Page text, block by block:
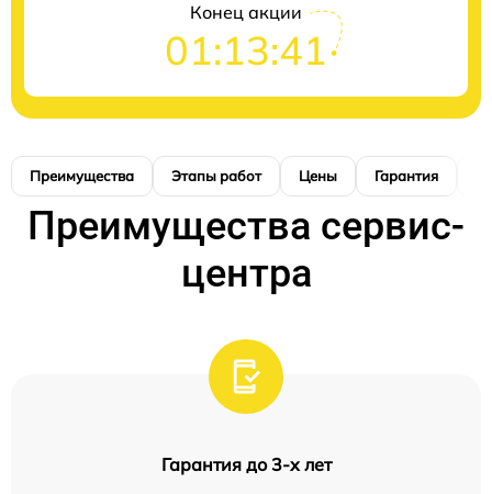
Конец акции
01:13:40
Преимущества Этапы работ Цены Гарантия
Преимущества сервис-
центра
Гарантия до 3-х лет